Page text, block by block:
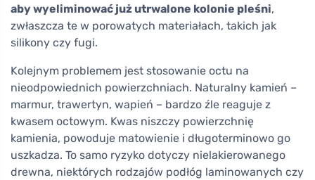
aby wyeliminować już utrwalone kolonie pleśni,
zwłaszcza te w porowatych materiałach, takich jak
silikony czy fugi.
Kolejnym problemem jest stosowanie octu na
nieodpowiednich powierzchniach. Naturalny kamień –
marmur, trawertyn, wapień – bardzo źle reaguje z
kwasem octowym. Kwas niszczy powierzchnię
kamienia, powoduje matowienie i długoterminowo go
uszkadza. To samo ryzyko dotyczy nielakierowanego
drewna, niektórych rodzajów podłóg laminowanych czy